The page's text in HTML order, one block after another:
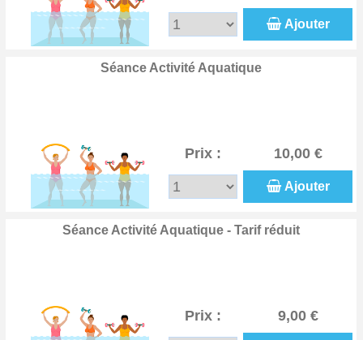
Ajouter
Séance Activité Aquatique
Prix : 10,00 €
Ajouter
Séance Activité Aquatique - Tarif réduit
Prix : 9,00 €